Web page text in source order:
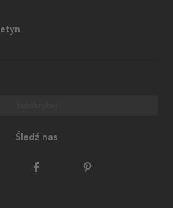
Śledź nas